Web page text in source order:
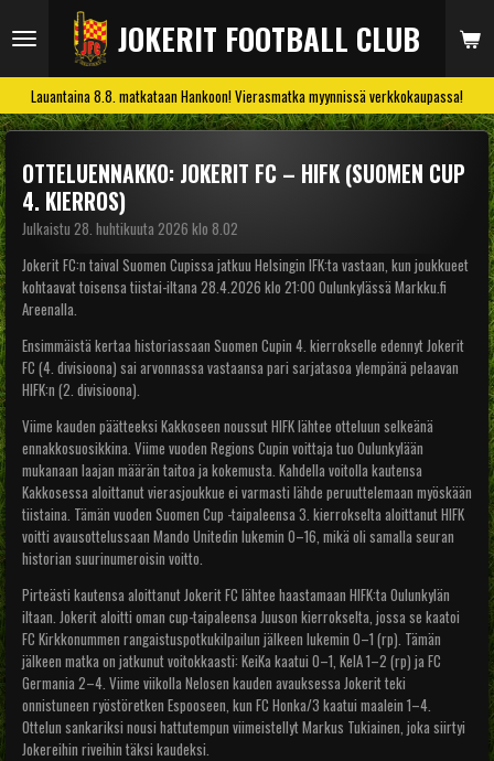
pääsisältöön
JOKERIT FOOTBALL CLUB
Lauantaina 8.8. matkataan Hankoon! Vierasmatka myynnissä verkkokaupassa!
OTTELUENNAKKO: JOKERIT FC – HIFK (SUOMEN CUP
4. KIERROS)
Julkaistu 28. huhtikuuta 2026 klo 8.02
Jokerit FC:n taival Suomen Cupissa jatkuu Helsingin IFK:ta vastaan, kun joukkueet
kohtaavat toisensa tiistai-iltana 28.4.2026 klo 21:00 Oulunkylässä Markku.fi
Areenalla.
Ensimmäistä kertaa historiassaan Suomen Cupin 4. kierrokselle edennyt Jokerit
FC (4. divisioona) sai arvonnassa vastaansa pari sarjatasoa ylempänä pelaavan
HIFK:n (2. divisioona).
Viime kauden päätteeksi Kakkoseen noussut HIFK lähtee otteluun selkeänä
ennakkosuosikkina. Viime vuoden Regions Cupin voittaja tuo Oulunkylään
mukanaan laajan määrän taitoa ja kokemusta. Kahdella voitolla kautensa
Kakkosessa aloittanut vierasjoukkue ei varmasti lähde peruuttelemaan myöskään
tiistaina. Tämän vuoden Suomen Cup -taipaleensa 3. kierrokselta aloittanut HIFK
voitti avausottelussaan Mando Unitedin lukemin 0–16, mikä oli samalla seuran
historian suurinumeroisin voitto.
Pirteästi kautensa aloittanut Jokerit FC lähtee haastamaan HIFK:ta Oulunkylän
iltaan. Jokerit aloitti oman cup-taipaleensa Juuson kierrokselta, jossa se kaatoi
FC Kirkkonummen rangaistuspotkukilpailun jälkeen lukemin 0–1 (rp). Tämän
jälkeen matka on jatkunut voitokkaasti: KeiKa kaatui 0–1, KelA 1–2 (rp) ja FC
Germania 2–4. Viime viikolla Nelosen kauden avauksessa Jokerit teki
onnistuneen ryöstöretken Espooseen, kun FC Honka/3 kaatui maalein 1–4.
Ottelun sankariksi nousi hattutempun viimeistellyt Markus Tukiainen, joka siirtyi
Jokereihin riveihin täksi kaudeksi.